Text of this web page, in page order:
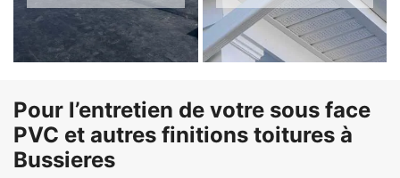
Pour l’entretien de votre sous face
PVC et autres finitions toitures à
Bussieres